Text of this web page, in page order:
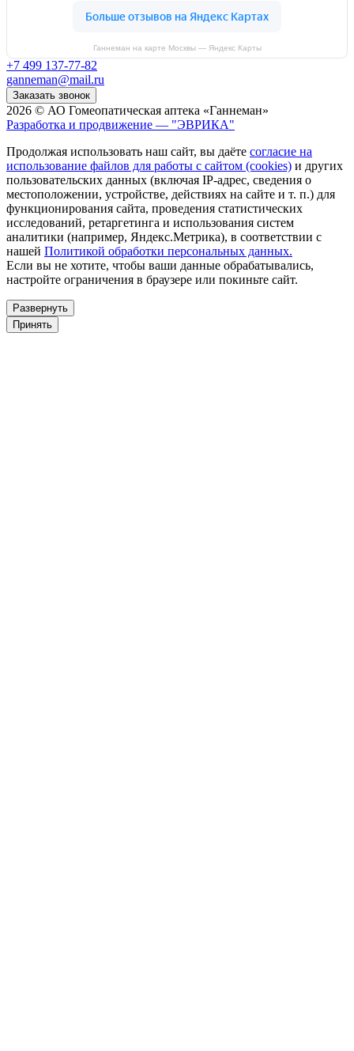
Ганнеман на карте Москвы — Яндекс Карты
+7 499 137-77-82
ganneman@mail.ru
Заказать звонок
2026 © АО Гомеопатическая аптека «Ганнеман»
Разработка и продвижение — "ЭВРИКА"
Продолжая использовать наш сайт, вы даёте согласие на
использование файлов для работы с сайтом (cookies) и других
пользовательских данных (включая IP-адрес, сведения о
местоположении, устройстве, действиях на сайте и т. п.) для
функционирования сайта, проведения статистических
исследований, ретаргетинга и использования систем
аналитики (например, Яндекс.Метрика), в соответствии с
нашей Политикой обработки персональных данных.
Если вы не хотите, чтобы ваши данные обрабатывались,
настройте ограничения в браузере или покиньте сайт.
Развернуть
Принять